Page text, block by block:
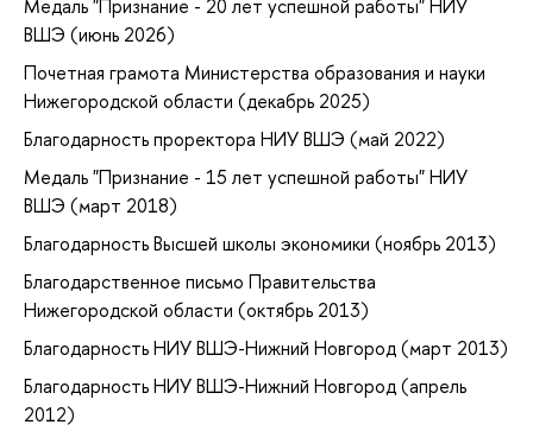
Медаль "Признание - 20 лет успешной работы" НИУ
ВШЭ (июнь 2026)
Почетная грамота Министерства образования и науки
Нижегородской области (декабрь 2025)
Благодарность проректора НИУ ВШЭ (май 2022)
Медаль "Признание - 15 лет успешной работы" НИУ
ВШЭ (март 2018)
Благодарность Высшей школы экономики (ноябрь 2013)
Благодарственное письмо Правительства
Нижегородской области (октябрь 2013)
Благодарность НИУ ВШЭ-Нижний Новгород (март 2013)
Благодарность НИУ ВШЭ-Нижний Новгород (апрель
2012)